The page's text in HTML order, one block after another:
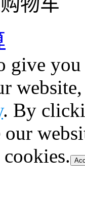
give
. By